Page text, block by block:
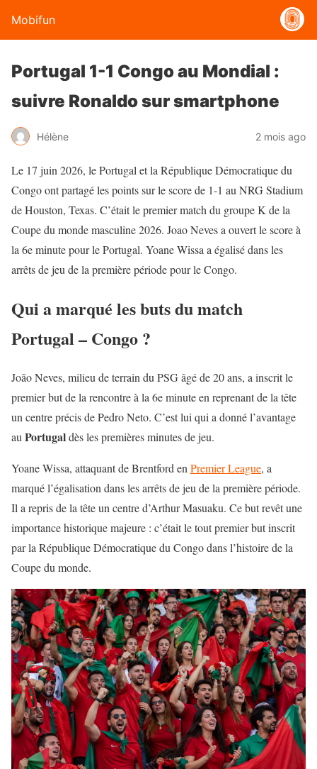
Mobifun
Portugal 1-1 Congo au Mondial :
suivre Ronaldo sur smartphone
Hélène 2 mois ago
Le 17 juin 2026, le Portugal et la République Démocratique du
Congo ont partagé les points sur le score de 1-1 au NRG Stadium
de Houston, Texas. C’était le premier match du groupe K de la
Coupe du monde masculine 2026. Joao Neves a ouvert le score à
la 6e minute pour le Portugal. Yoane Wissa a égalisé dans les
arrêts de jeu de la première période pour le Congo.
Qui a marqué les buts du match
Portugal – Congo ?
João Neves, milieu de terrain du PSG âgé de 20 ans, a inscrit le
premier but de la rencontre à la 6e minute en reprenant de la tête
un centre précis de Pedro Neto. C’est lui qui a donné l’avantage
au Portugaldès les premières minutes de jeu.
Yoane Wissa, attaquant de Brentford en Premier League, a
marqué l’égalisation dans les arrêts de jeu de la première période.
Il a repris de la tête un centre d’Arthur Masuaku. Ce but revêt une
importance historique majeure : c’était le tout premier but inscrit
par la République Démocratique du Congo dans l’histoire de la
Coupe du monde.